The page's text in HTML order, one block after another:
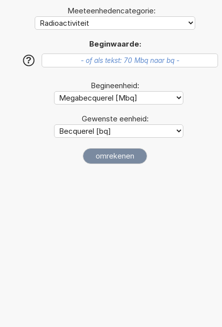
Meeteenhedencategorie:
Beginwaarde:
?
Begineenheid:
Gewenste eenheid: